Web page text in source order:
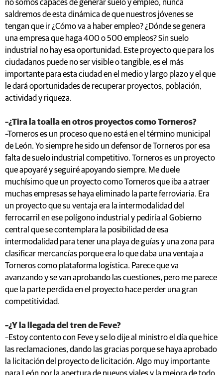
no somos capaces de generar suelo y empleo, nunca
saldremos de esta dinámica de que nuestros jóvenes se
tengan que ir ¿Cómo va a haber empleo? ¿Dónde se genera
una empresa que haga 400 o 500 empleos? Sin suelo
industrial no hay esa oportunidad. Este proyecto que para los
ciudadanos puede no ser visible o tangible, es el más
importante para esta ciudad en el medio y largo plazo y el que
le dará oportunidades de recuperar proyectos, población,
actividad y riqueza.
–¿Tira la toalla en otros proyectos como Torneros?
–Torneros es un proceso que no está en el término municipal
de León. Yo siempre he sido un defensor de Torneros por esa
falta de suelo industrial competitivo. Torneros es un proyecto
que apoyaré y seguiré apoyando siempre. Me duele
muchísimo que un proyecto como Torneros que iba a atraer
muchas empresas se haya eliminado la parte ferroviaria. Era
un proyecto que su ventaja era la intermodalidad del
ferrocarril en ese polígono industrial y pediría al Gobierno
central que se contemplara la posibilidad de esa
intermodalidad para tener una playa de guías y una zona para
clasificar mercancías porque era lo que daba una ventaja a
Torneros como plataforma logística. Parece que va
avanzando y se van aprobando las cuestiones, pero me parece
que la parte perdida en el proyecto hace perder una gran
competitividad.
–¿Y la llegada del tren de Feve?
–Estoy contento con Feve y se lo dije al ministro el día que hice
las reclamaciones, dando las gracias porque se haya aprobado
la licitación del proyecto de licitación. Algo muy importante